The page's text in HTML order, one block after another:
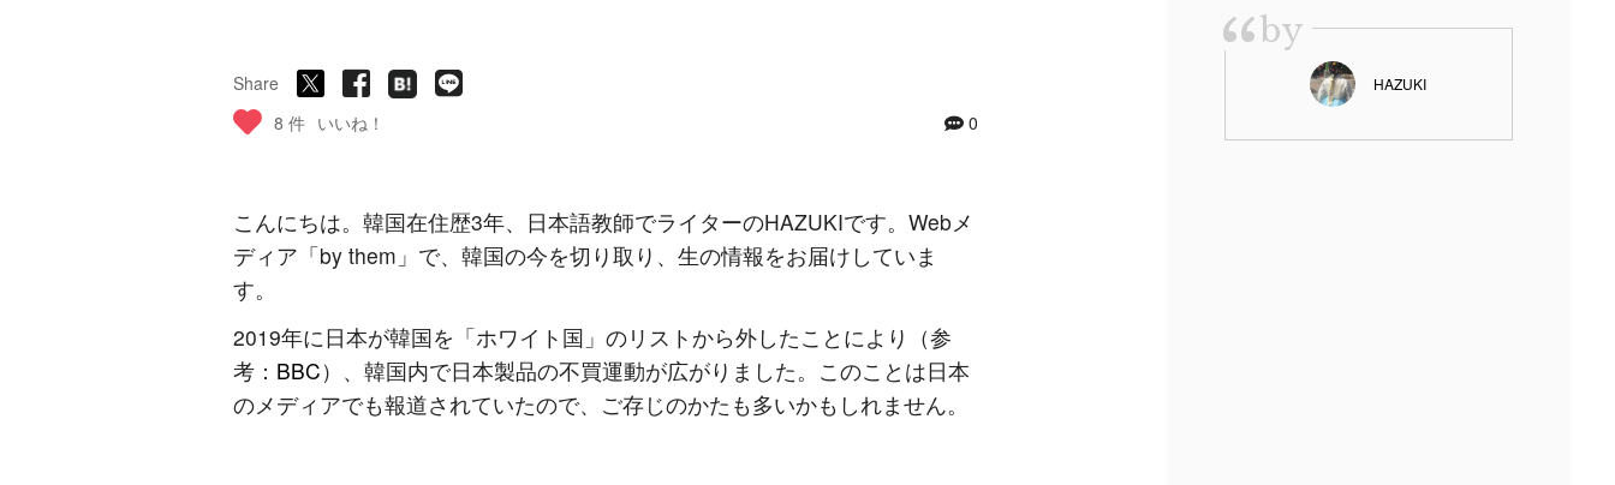
Share
8 件 いいね！ 0
こんにちは。韓国在住歴3年、日本語教師でライターのHAZUKIです。Webメ
ディア「by them」で、韓国の今を切り取り、生の情報をお届けしていま
す。
2019年に日本が韓国を「ホワイト国」のリストから外したことにより（参
考： BBC）、韓国内で日本製品の不買運動が広がりました。このことは日本
のメディアでも報道されていたので、ご存じのかたも多いかもしれません。
“by
HAZUKI